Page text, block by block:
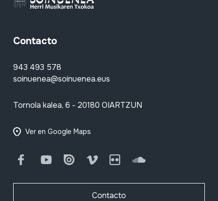
Contacto
943 493 578
soinuenea@soinuenea.eus
Tornola kalea, 6 - 20180 OIARTZUN
Ver en Google Maps
FacebookYoutube Issuu Vimeo Flickr SoundCloud
Contacto